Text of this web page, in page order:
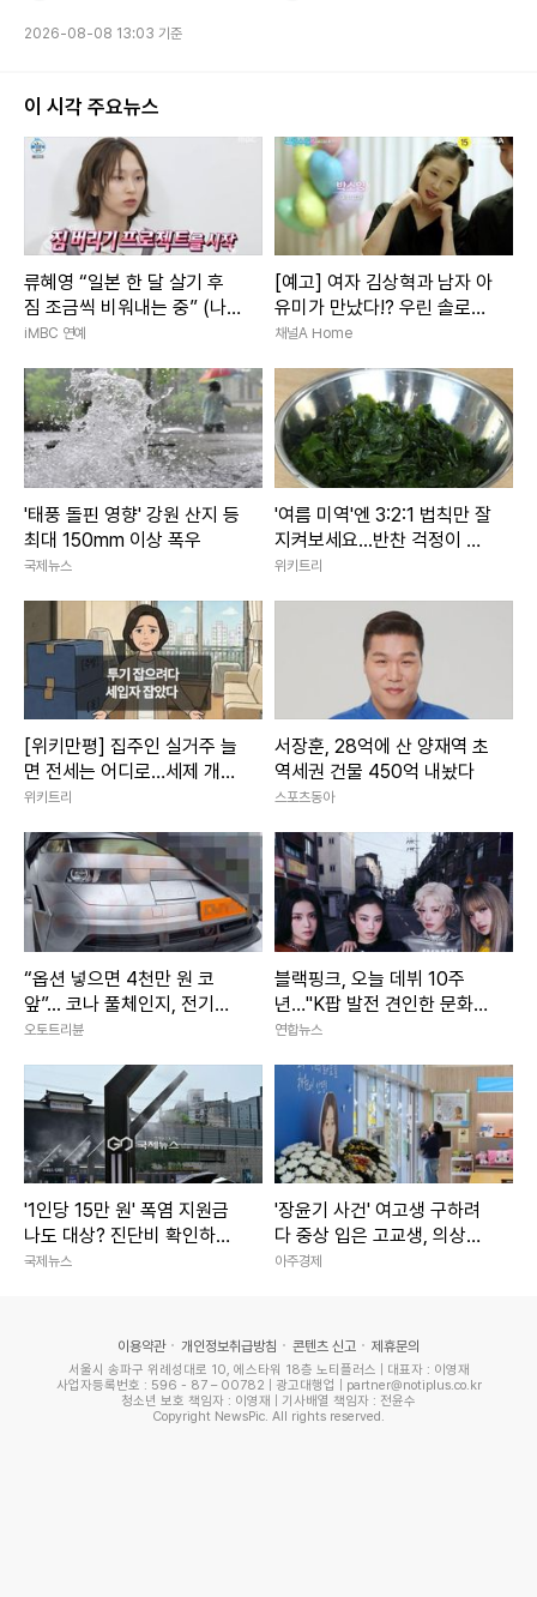
2026-08-08 13:03 기준
이 시각 주요뉴스
류혜영 “일본 한 달 살기 후
짐 조금씩 비워내는 중” (나혼
산)
iMBC 연예
[예고] 여자 김상혁과 남자 아
유미가 만났다!? 우린 솔로탈
출 준비 중~♥
채널A Home
'태풍 돌핀 영향' 강원 산지 등
최대 150mm 이상 폭우
국제뉴스
'여름 미역'엔 3:2:1 법칙만 잘
지켜보세요...반찬 걱정이 사
라집니다
위키트리
[위키만평] 집주인 실거주 늘
면 전세는 어디로…세제 개편
에 세입자 불안 커진다
위키트리
서장훈, 28억에 산 양재역 초
역세권 건물 450억 내놨다
스포츠동아
“옵션 넣으면 4천만 원 코
앞”... 코나 풀체인지, 전기차
보다 비싸질까
오토트리뷴
블랙핑크, 오늘 데뷔 10주
년…"K팝 발전 견인한 문화
아이콘"
연합뉴스
'1인당 15만 원' 폭염 지원금
나도 대상? 진단비 확인하세
요
국제뉴스
'장윤기 사건' 여고생 구하려
다 중상 입은 고교생, 의상자
인정
아주경제
이용약관 개인정보취급방침 콘텐츠 신고 제휴문의
서울시 송파구 위례성대로 10, 에스타워 18층 노티플러스 | 대표자 : 이영재
사업자등록번호 : 596 - 87 – 00782 | 광고대행업 | partner@notiplus.co.kr
청소년 보호 책임자 : 이영재 | 기사배열 책임자 : 전윤수
Copyright NewsPic. All rights reserved.